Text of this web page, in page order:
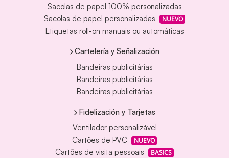
Sacolas de papel 100% personalizadas
Sacolas de papel personalizadas
NUEVO
Etiquetas roll-on manuais ou automáticas
Cartelería y Señalización
Bandeiras publicitárias
Bandeiras publicitárias
Bandeiras publicitárias
Fidelización y Tarjetas
Ventilador personalizável
Cartões de PVC
NUEVO
Cartões de visita pessoais BASICS